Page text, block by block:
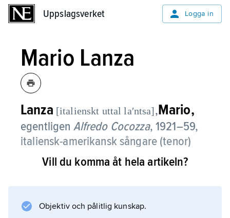
Uppslagsverket Logga in
Mario Lanza
Lanza [italienskt uttal laʹntsa],Mario,
egentligen Alfredo Cocozza, 1921–59,
italiensk-amerikansk sångare (tenor)
och skådespelare.
musikfilmer under 1950-talet. Störst framgång
Vill du komma åt hela artikeln?
Objektiv och pålitlig kunskap.